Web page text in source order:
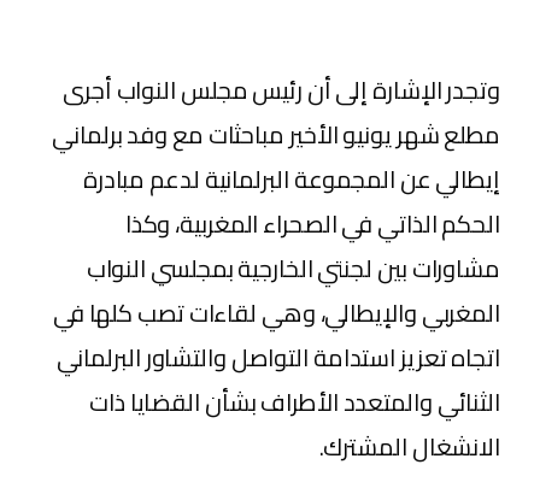
وتجدر الإشارة إلى أن رئيس مجلس النواب أجرى
مطلع شهر يونيو الأخير مباحثات مع وفد برلماني
إيطالي عن المجموعة البرلمانية لدعم مبادرة
الحكم الذاتي في الصحراء المغربية، وكذا
مشاورات بين لجنتي الخارجية بمجلسي النواب
المغربي والإيطالي، وهي لقاءات تصب كلها في
اتجاه تعزيز استدامة التواصل والتشاور البرلماني
الثنائي والمتعدد الأطراف بشأن القضايا ذات
الانشغال المشترك.